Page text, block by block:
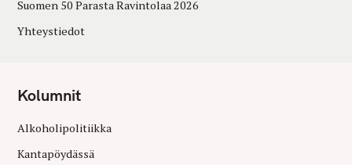
Suomen 50 Parasta Ravintolaa 2026
Yhteystiedot
Kolumnit
Alkoholipolitiikka
Kantapöydässä